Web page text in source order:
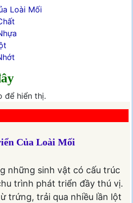
Loài Mối
để hiển thị.
Của Loài Mối
những sinh vật có cấu trúc
trình phát triển đầy thú vị.
trứng, trải qua nhiều lần lột